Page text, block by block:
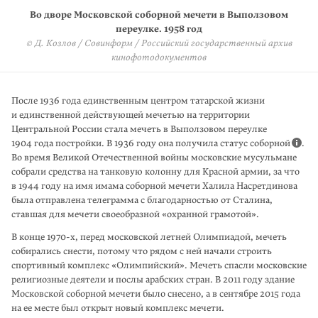
Во дворе Московской соборной мечети в Выползовом
переулке. 1958 год
© Д. Козлов / Совинформ / Российский государственный архив
кинофотодокументов
Женщины в Московской соборной мечети. 1957 год
© Б. Колесников / Российский государственный архив
кинофотодокументов
Во дворе Московской соборной мечети. 1958 год
© Д. Козлов / Совинформ / Российский государственный архив
кинофотодокументов
Женщины в Московской соборной мечети. 1957 год
© Б. Колесников / Российский государственный архив
кинофотодокументов
После 1936 года единственным центром татарской жизни
и единственной действующей мечетью на территории
Центральной России стала мечеть в Выползовом переулке
1904 года постройки. В 1936 году она получила статус соборной
.
Во время Великой Отечественной войны московские мусульмане
собрали средства на танковую колонну для Красной армии, за что
в 1944 году на имя имама соборной мечети Халила Насретдинова
была отправлена телеграмма с благодарностью от Сталина,
ставшая для мечети своеобразной «охранной грамотой».
В конце 1970-х, перед московской летней Олимпиадой, мечеть
собирались снести, потому что рядом с ней начали строить
спортивный комплекс «Олим­пийский». Мечеть спасли московские
религиозные деятели и послы арабских стран. В 2011 году здание
Московской соборной мечети было снесено, а в сен­тябре 2015 года
на ее месте был открыт новый комплекс мечети.